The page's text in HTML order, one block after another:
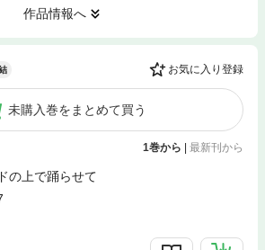
作品情報へ
お気に入り登録
未購入巻をまとめて買う
1巻から 最新刊から
の上で踊らせて